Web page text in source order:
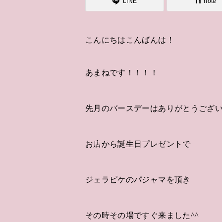
こんにちはこんばんは！
あまねです！！！！
先月のバースデーはありがとうござ
お店から誕生日プレゼントで
ジェラピケのパジャマを頂き
その時その場ですぐ来ました^^